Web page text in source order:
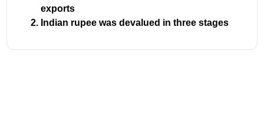
exports
Indian rupee was devalued in three stages